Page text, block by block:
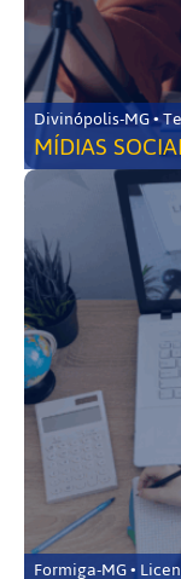
MÍDIAS
Formiga-MG •